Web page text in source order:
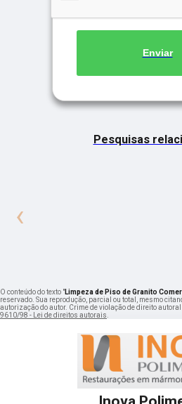
Enviar
Pesquisas
‹
O conteúdo do texto "Limpeza de Piso de Granito
reservado. Sua reprodução, parcial ou total, mesmo
autorização do autor. Crime de violação de direito
9610/98 - Lei de direitos autorais